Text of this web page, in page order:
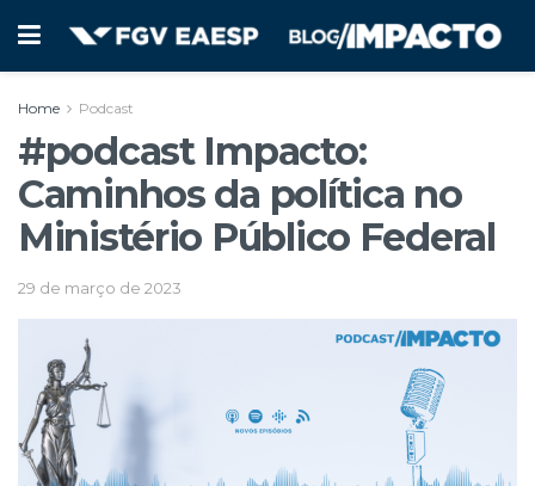
Home Podcast
#podcast Impacto:
Caminhos da política no
Ministério Público Federal
29 de março de 2023